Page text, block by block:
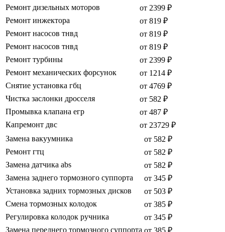
Ремонт дизельных моторов
от 2399 ₽
Ремонт инжектора
от 819 ₽
Ремонт насосов тнвд
от 819 ₽
Ремонт насосов тнвд
от 819 ₽
Ремонт турбины
от 2399 ₽
Ремонт механических форсунок
от 1214 ₽
Снятие установка гбц
от 4769 ₽
Чистка заслонки дросселя
от 582 ₽
Промывка клапана егр
от 487 ₽
Капремонт двс
от 23729 ₽
Замена вакуумника
от 582 ₽
Ремонт гтц
от 582 ₽
Замена датчика abs
от 582 ₽
Замена заднего тормозного суппорта
от 345 ₽
Установка задних тормозных дисков
от 503 ₽
Смена тормозных колодок
от 385 ₽
Регулировка колодок ручника
от 345 ₽
Замена переднего тормозного суппорта